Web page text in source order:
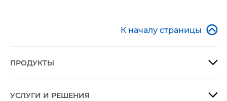
К началу страницы 
ПРОДУКТЫ 
УСЛУГИ И РЕШЕНИЯ 